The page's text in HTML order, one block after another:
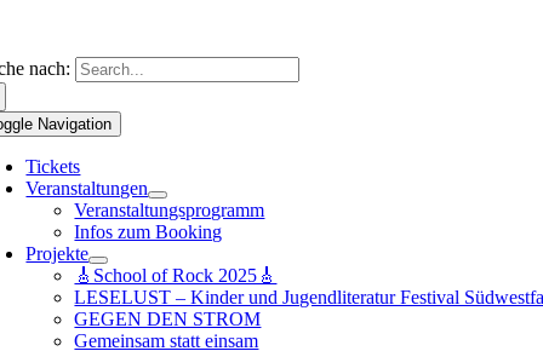
nach:
Navigation
Tickets
Veranstaltungen
Veranstaltungsprogramm
Infos zum Booking
Projekte
🎸School of Rock 2025🎸
LESELUST – Kinder und Jugendliteratur Festival
GEGEN DEN STROM
Gemeinsam statt einsam